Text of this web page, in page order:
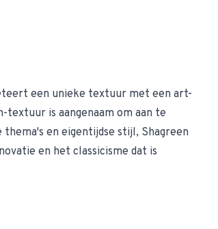
een unieke textuur met een art-
is aangenaam om aan te
en eigentijdse stijl, Shagreen
en het classicisme dat is